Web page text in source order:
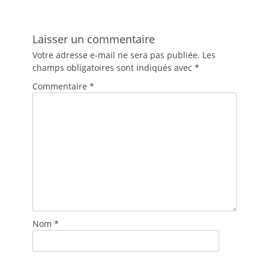
Laisser un commentaire
Votre adresse e-mail ne sera pas publiée. Les
champs obligatoires sont indiqués avec *
Commentaire *
Nom *